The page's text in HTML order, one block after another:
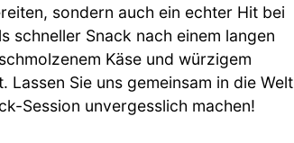
sondern auch ein echter Hit bei
schneller Snack nach einem langen
Käse und würzigem
Sie uns gemeinsam in die Welt
Session unvergesslich machen!